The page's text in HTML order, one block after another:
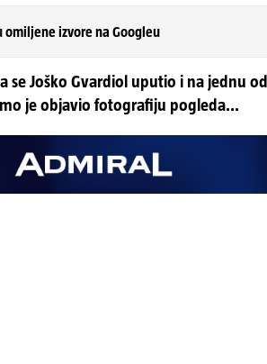
omiljene izvore na Googleu
se Joško Gvardiol uputio i na jednu od
je objavio fotografiju pogleda...